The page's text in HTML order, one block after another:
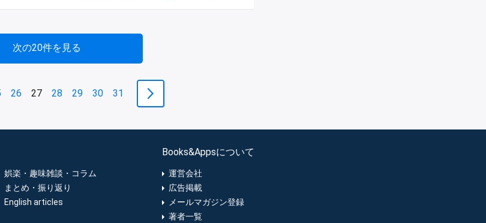
次の20件を見る
26 27 28 29 30 31
娯楽・趣味雑談・コラム
まとめ・振り返り
English articles
Books&Appsについて
運営会社
広告掲載
メールマガジン登録
著者一覧